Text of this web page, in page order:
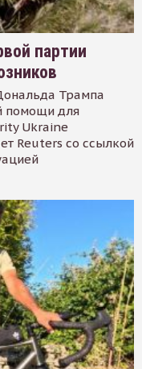
партии
Трампа
помощи для
Ukraine
Reuters со ссылкой